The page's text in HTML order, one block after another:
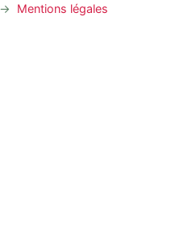
Mentions légales